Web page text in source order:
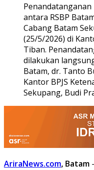
Penandatanganan
antara RSBP
Cabang Batam
(25/5/2026) di
Tiban.
dilakukan
Batam, dr. Tanto
Kantor BPJS
Sekupang, Budi
AriraNews.com, Batam